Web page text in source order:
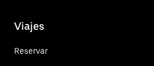
Viajes
Reservar